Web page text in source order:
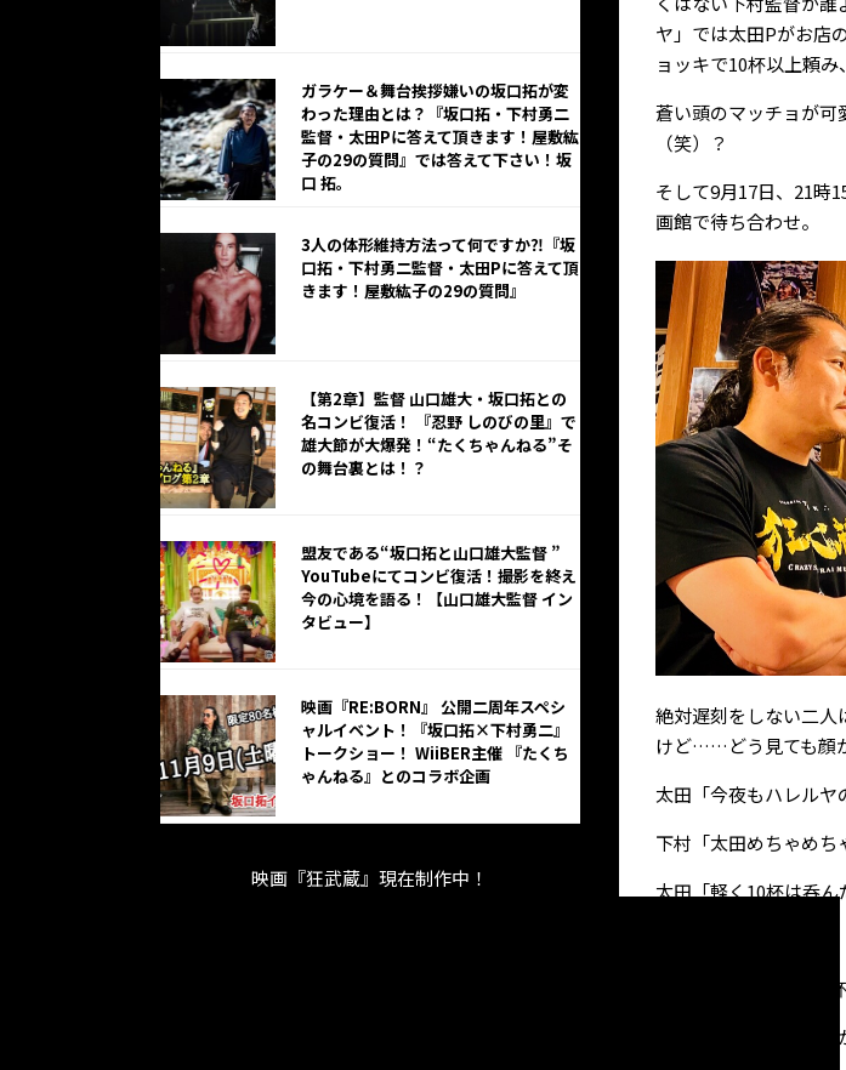
ヤ」では太田Pがお店
ョッキで10杯以上頼
蒼い頭のマッチョが
（笑）？
そして9月17日、21時
画館で待ち合わせ。
絶対遅刻をしない二人
けど……どう見ても顔
太田「今夜もハレルヤ
下村「太田めちゃめち
太田「軽く10杯は呑ん
太田「嘘ばっかり！4
下村「甘くて吞み易い
ガラケー＆舞台挨拶嫌いの坂口拓が変
わった理由とは？‪『坂口拓・下村勇二
監督・太田Pに答えて頂きます！屋敷紘
子の29の質問』では答えて下さい！坂
口 拓。‬
3人の体形維持方法って何ですか⁈『坂
口拓・下村勇二監督・太田Pに答えて頂
きます！屋敷紘子の29の質問』
【第2章】監督 山口雄大・坂口拓との
名コンビ復活！ 『忍野 しのびの里』で
雄大節が大爆発！“たくちゃんねる”そ
の舞台裏とは！？
盟友である“坂口拓と山口雄大監督 ”
YouTubeにてコンビ復活！撮影を終え
今の心境を語る！【山口雄大監督 イン
タビュー】
映画『RE:BORN』 公開二周年スペシ
ャルイベント！『坂口拓×下村勇二』
トークショー！ WiiBER主催 『たくち
ゃんねる』とのコラボ企画
映画『狂武蔵』現在制作中！